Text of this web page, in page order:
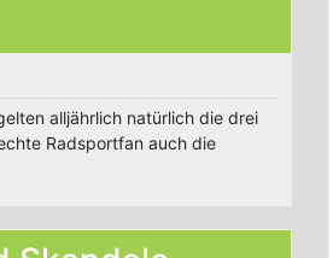
alljährlich natürlich die drei
Radsportfan auch die